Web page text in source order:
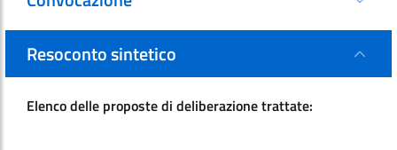
Resoconto sintetico
Elenco delle proposte di deliberazione trattate: